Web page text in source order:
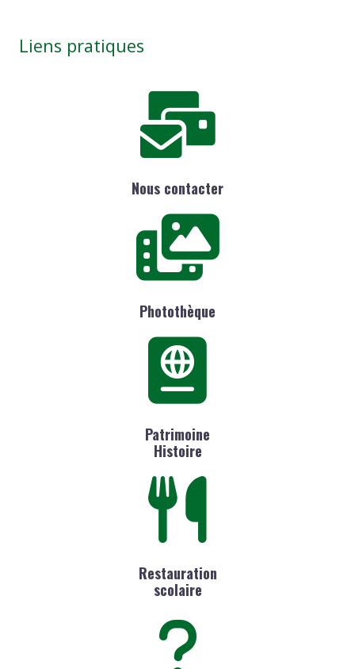
Liens pratiques
Nous contacter
Photothèque
Patrimoine
Histoire
Restauration
scolaire